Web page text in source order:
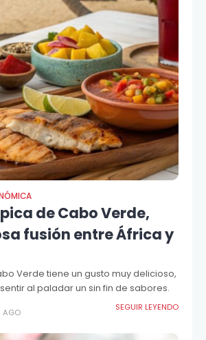
de Cabo Verde,
fusión entre África y
Verde tiene un gusto muy delicioso,
al paladar un sin fin de sabores.
AGO
SEGUIR LEYENDO